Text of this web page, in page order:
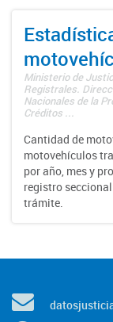
Ministerio de
Registrales.
Nacionales de la
Créditos ...
Cantidad de
motovehículos
por año, mes y
registro
trámite.